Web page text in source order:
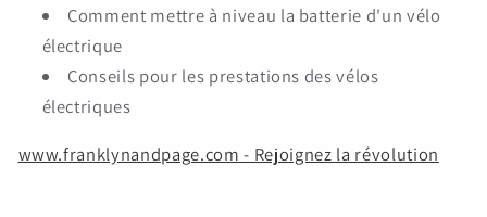
Comment mettre à niveau la batterie d'un vélo
électrique
Conseils pour les prestations des vélos
électriques
www.franklynandpage.com - Rejoignez la révolution